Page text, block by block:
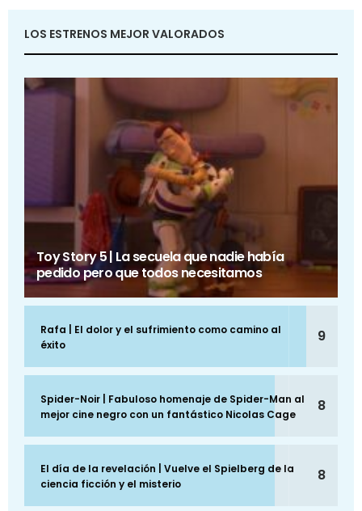
LOS ESTRENOS MEJOR VALORADOS
Toy Story 5 | La secuela que nadie había
pedido pero que todos necesitamos
Rafa | El dolor y el sufrimiento como camino al
éxito
9
Spider-Noir | Fabuloso homenaje de Spider-Man al
mejor cine negro con un fantástico Nicolas Cage
8
El día de la revelación | Vuelve el Spielberg de la
ciencia ficción y el misterio
8